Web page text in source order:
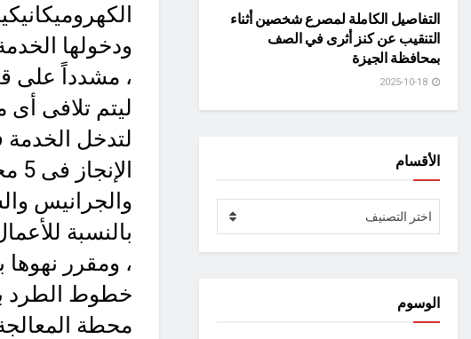
، مشدداً على
ليتم تلافى
لتدخل الخدمة
، ومقرر
محطة
التفاصيل الكاملة لمصرع شخصين أثناء
التنقيب عن كنز أثرى في الصف
بمحافظة الجيزة
الأقسام
اختر التصنيف
الوسوم